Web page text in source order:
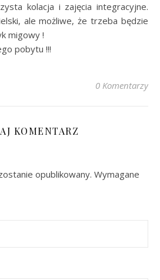
kolacja i zajęcia integracyjne.
ale możliwe, że trzeba będzie
migowy !
pobytu !!!
0 Komentarzy
KOMENTARZ
opublikowany. Wymagane